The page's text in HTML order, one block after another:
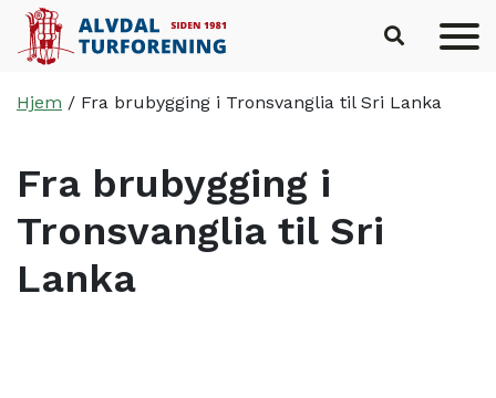
Hjem / Fra brubygging i Tronsvanglia til Sri Lanka
Fra brubygging i
Tronsvanglia til Sri
Lanka